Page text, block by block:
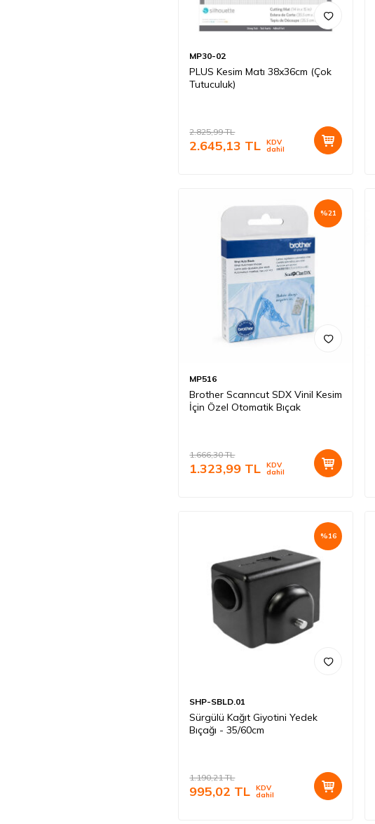
MP30-02
PLUS Kesim Matı 38x36cm (Çok
Tutuculuk)
2.825,99TL
2.645,13 TL KDV
dahil
%21
MP516
Brother Scanncut SDX Vinil Kesim
İçin Özel Otomatik Bıçak
1.666,30TL
1.323,99 TL KDV
dahil
%16
SHP-SBLD.01
Sürgülü Kağıt Giyotini Yedek
Bıçağı - 35/60cm
1.190,21TL
995,02 TL KDV
dahil